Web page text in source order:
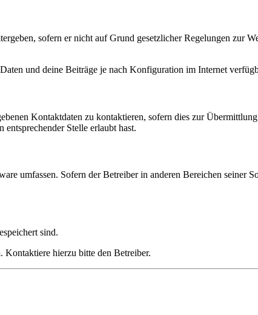
sofern er nicht auf Grund gesetzlicher Regelungen zur
und deine Beiträge je nach Konfiguration im Internet
Kontaktdaten zu kontaktieren, sofern dies zur
Stelle erlaubt hast.
umfassen. Sofern der Betreiber in anderen Bereichen seiner
sind.
Kontaktiere hierzu bitte den Betreiber.